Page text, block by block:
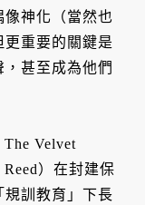
像神化（當然也
重要的關鍵是
甚至成為他們
Velvet
）在封建保
規訓教育」下長